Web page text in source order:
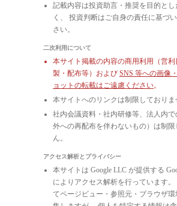
記載内容は投資助言・推奨を目的とし
く、 投資判断はご自身の責任に基づ
さい。
二次利用について
本サイト掲載の内容の商用利用（営
製・配布等）および SNS 等への画像
ョットの転載はご遠慮ください。
本サイトへのリンクは制限しておりま
社内会議資料・社内研修等、法人内
外への再配布を伴わないもの）は制
ん。
アクセス解析とプライバシー
本サイトは Google LLC が提供する
によりアクセス解析を行っています。
てページビュー・参照元・ブラウザ環